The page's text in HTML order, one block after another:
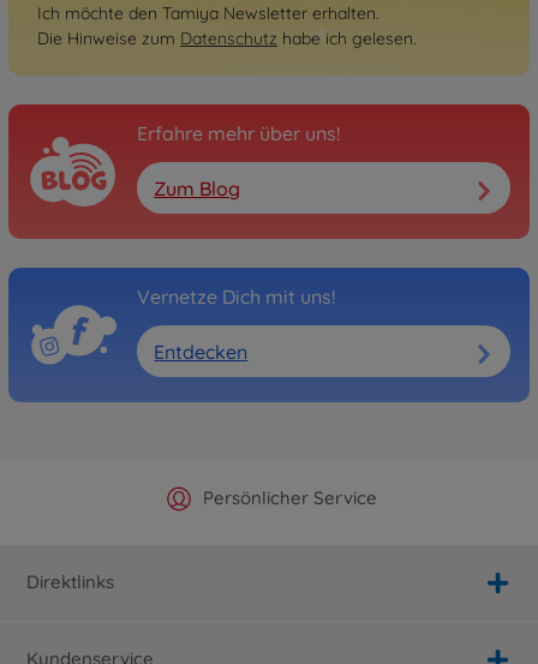
Ich möchte den Tamiya Newsletter erhalten.
Die Hinweise zum Datenschutz habe ich gelesen.
Erfahre mehr über uns!
Zum Blog
Vernetze Dich mit uns!
Entdecken
Offizieller Hersteller Shop
Persönlicher Service
Versandkostenfrei ab 25€
Schnelle Lieferung
Direktlinks
Kundenservice